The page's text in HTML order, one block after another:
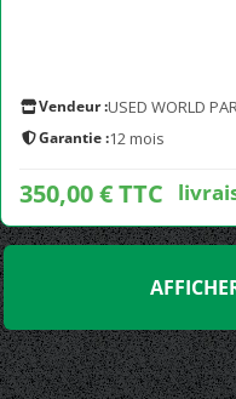
Vendeur :USED WORLD
Garantie :12 mois
350,00 € TTC